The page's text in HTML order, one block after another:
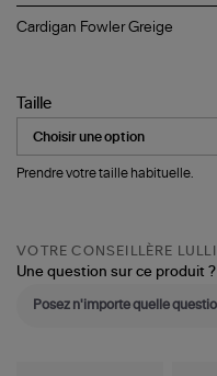
Cardigan
Cardigan Fowler Greige
Taille
Prendre votre taille habituelle.
VOTRE CONSEILLÈRE LULLI
Une question sur ce produit ?